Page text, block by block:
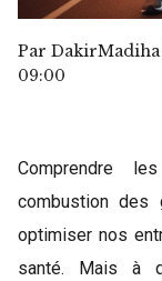
Par DakirMadiha
09:00
Comprendre
combustion
optimiser nos
santé. Mais à